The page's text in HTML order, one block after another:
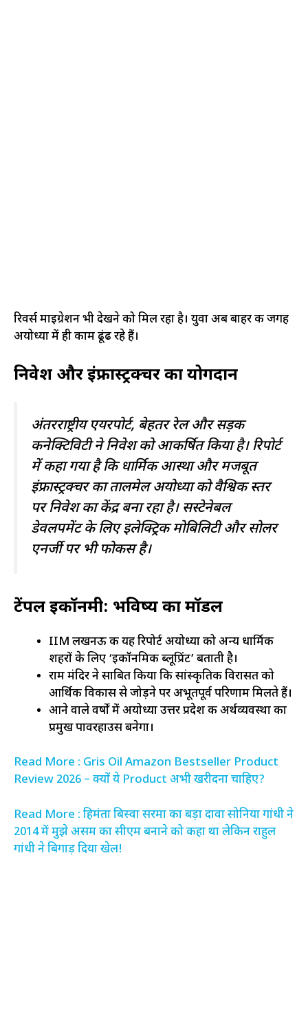
रिवर्स माइग्रेशन भी देखने को मिल रहा है। युवा अब बाहर की जगह
अयोध्या में ही काम ढूंढ रहे हैं।
निवेश और इंफ्रास्ट्रक्चर का योगदान
अंतरराष्ट्रीय एयरपोर्ट, बेहतर रेल और सड़क
कनेक्टिविटी ने निवेश को आकर्षित किया है। रिपोर्ट
में कहा गया है कि धार्मिक आस्था और मजबूत
इंफ्रास्ट्रक्चर का तालमेल अयोध्या को वैश्विक स्तर
पर निवेश का केंद्र बना रहा है। सस्टेनेबल
डेवलपमेंट के लिए इलेक्ट्रिक मोबिलिटी और सोलर
एनर्जी पर भी फोकस है।
टेंपल इकॉनमी: भविष्य का मॉडल
IIM लखनऊ की यह रिपोर्ट अयोध्या को अन्य धार्मिक
शहरों के लिए ‘इकॉनमिक ब्लूप्रिंट’ बताती है।
राम मंदिर ने साबित किया कि सांस्कृतिक विरासत को
आर्थिक विकास से जोड़ने पर अभूतपूर्व परिणाम मिलते हैं।
आने वाले वर्षों में अयोध्या उत्तर प्रदेश की अर्थव्यवस्था का
प्रमुख पावरहाउस बनेगा।
Read More : Gris Oil Amazon Bestseller Product
Review 2026 – क्यों ये Product अभी खरीदना चाहिए?
Read More : हिमंता बिस्वा सरमा का बड़ा दावा सोनिया गांधी ने
2014 में मुझे असम का सीएम बनाने को कहा था लेकिन राहुल
गांधी ने बिगाड़ दिया खेल!